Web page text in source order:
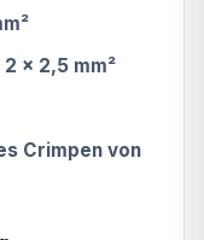
x 2,5 mm²
Crimpen von